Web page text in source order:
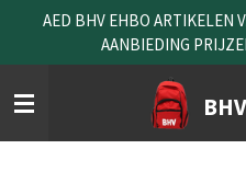
naar
de
hoofdinhoud
AED BHV EHBO ARTIKELEN
AANBIEDING